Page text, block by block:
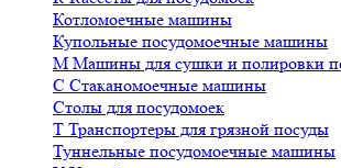
Котломоечные машины
Купольные посудомоечные машины
М Машины для сушки и полировки
С Стаканомоечные машины
Столы для посудомоек
Т Транспортеры для грязной посуды
Туннельные посудомоечные машины